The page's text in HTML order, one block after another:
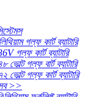
লিথিয়াম গল্ফ কার্ট ব্যাটারি
গল্ফ কার্ট ব্যাটারি
ভোল্ট গল্ফ বার্ট ব্যাটারি
৭২ ভোল্ট গল্ফ কার্ট ব্যাটারি
>>